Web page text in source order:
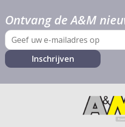
Ontvang de A&M
E-
mail